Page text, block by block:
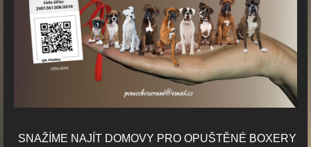
SNAŽÍME NAJÍT DOMOVY PRO OPUŠTĚNÉ BOXERY